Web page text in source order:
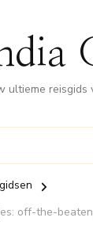
ultieme reisgids
off-the-